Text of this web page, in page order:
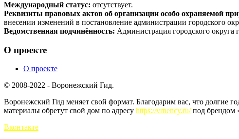
Международный статус: отсутствует.
Реквизиты правовых актов об организации особо охраняемой
внесении изменений в постановление администрации городского
Ведомственная подчинённость: Администрация городского округа
О проекте
О проекте
© 2008-2022 - Воронежский Гид.
Воронежский Гид меняет свой формат. Благодарим вас, что
материалы обретут свой дом по адресу https://vrnency.ru/под брендом
Вконтакте